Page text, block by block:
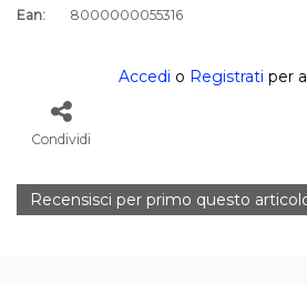
Ean: 8000000055316
Accedi o Registrati per
Condividi
Recensisci per primo questo